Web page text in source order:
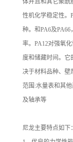
性机化学稳定性。
种。和PA6及
率。PA12对强氧
度和储藏时间。它
决于材料品种、壁
范围:水量表和其
及轴承等
尼龙主要特点如下：